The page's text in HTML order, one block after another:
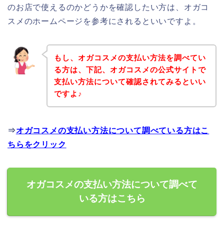
のお店で使えるのかどうかを確認したい方は、オガコ
スメのホームページを参考にされるといいですよ。
もし、オガコスメの支払い方法を調べてい
る方は、下記、オガコスメの公式サイトで
支払い方法について確認されてみるといい
ですよ♪
⇒オガコスメの支払い方法について調べている方はこ
ちらをクリック
オガコスメの支払い方法について調べて
いる方はこちら